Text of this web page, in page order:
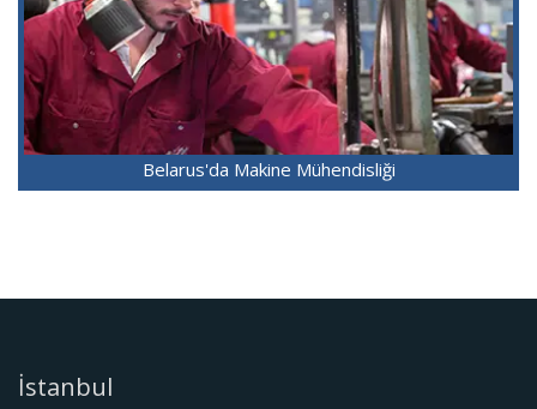
Belarus'da Makine Mühendisliği
İstanbul